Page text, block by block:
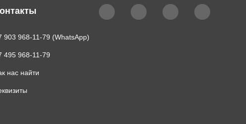
903 968-11-79 (WhatsApp)
495 968-11-79
нас найти